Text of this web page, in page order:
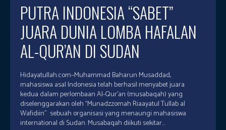
PUTRA INDONESIA “SABET”
JUARA DUNIA LOMBA HAFALAN
AL-QUR’AN DI SUDAN
Hidayatullah.com–Muhammad Baharun Musaddad,
mahasiswa asal Indonesia telah berhasil menyabet juara
kedua dalam perlombaan Al-Qur’an (musabaqah) yang
diselenggarakan oleh ‘‘Munadzzomah Riaayatul Tullab al
Wafidiin” sebuah organisasi yang menaungi mahasiswa
international di Sudan. Musabaqah diikuti sekitar...